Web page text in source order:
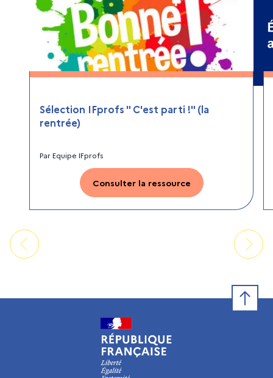
Sélection IFprofs " C'est parti !" (la
rentrée)
ParEquipe IFprofs
Consulter la ressource